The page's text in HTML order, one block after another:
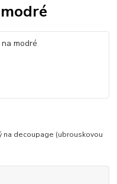
na decoupage (ubrouskovou